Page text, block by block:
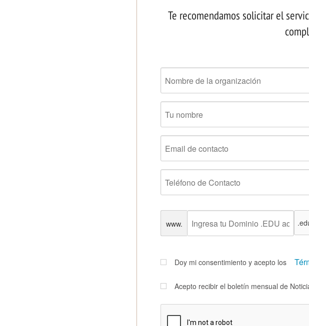
Te recomendamos solicitar el
www.
Doy mi consentimiento y acepto los
Acepto recibir el boletín mensual de